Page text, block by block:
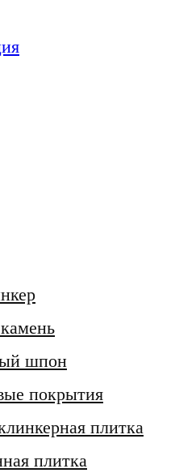
шпон
покрытия
плитка
плитка